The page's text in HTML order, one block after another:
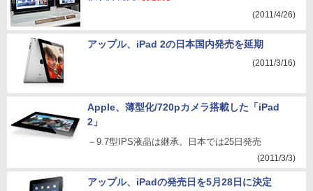
(2011/4/26)
アップル、iPad 2の日本国内発売を延期
(2011/3/16)
Apple、薄型化/720pカメラ搭載した「iPad
2」
－9.7型IPS液晶は継承。日本では25日発売
(2011/3/3)
アップル、iPadの発売日を5月28日に決定